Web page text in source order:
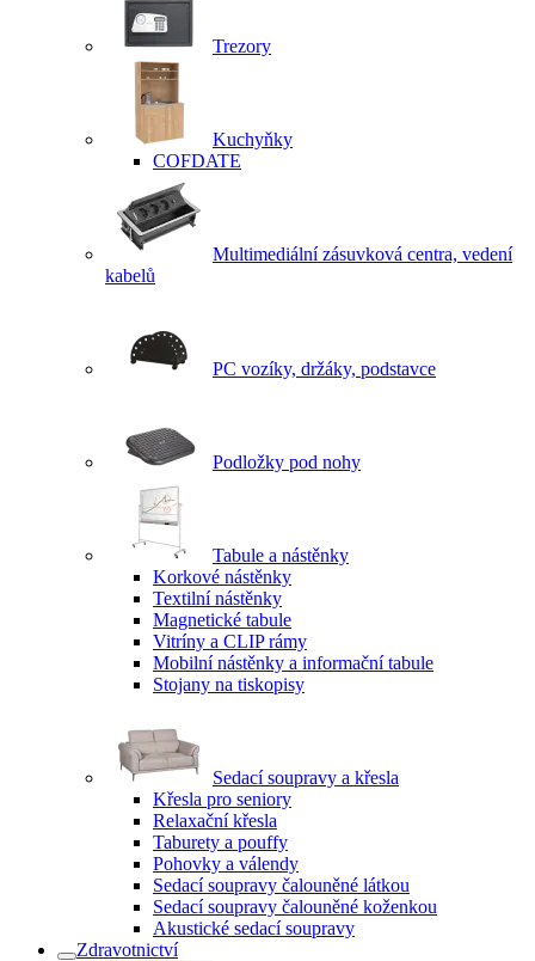
Trezory
Kuchyňky
COFDATE
Multimediální zásuvková centra, vedení
kabelů
PC vozíky, držáky, podstavce
Podložky pod nohy
Tabule a nástěnky
Korkové nástěnky
Textilní nástěnky
Magnetické tabule
Vitríny a CLIP rámy
Mobilní nástěnky a informační tabule
Stojany na tiskopisy
Sedací soupravy a křesla
Křesla pro seniory
Relaxační křesla
Taburety a pouffy
Pohovky a válendy
Sedací soupravy čalouněné látkou
Sedací soupravy čalouněné koženkou
Akustické sedací soupravy
Zdravotnictví